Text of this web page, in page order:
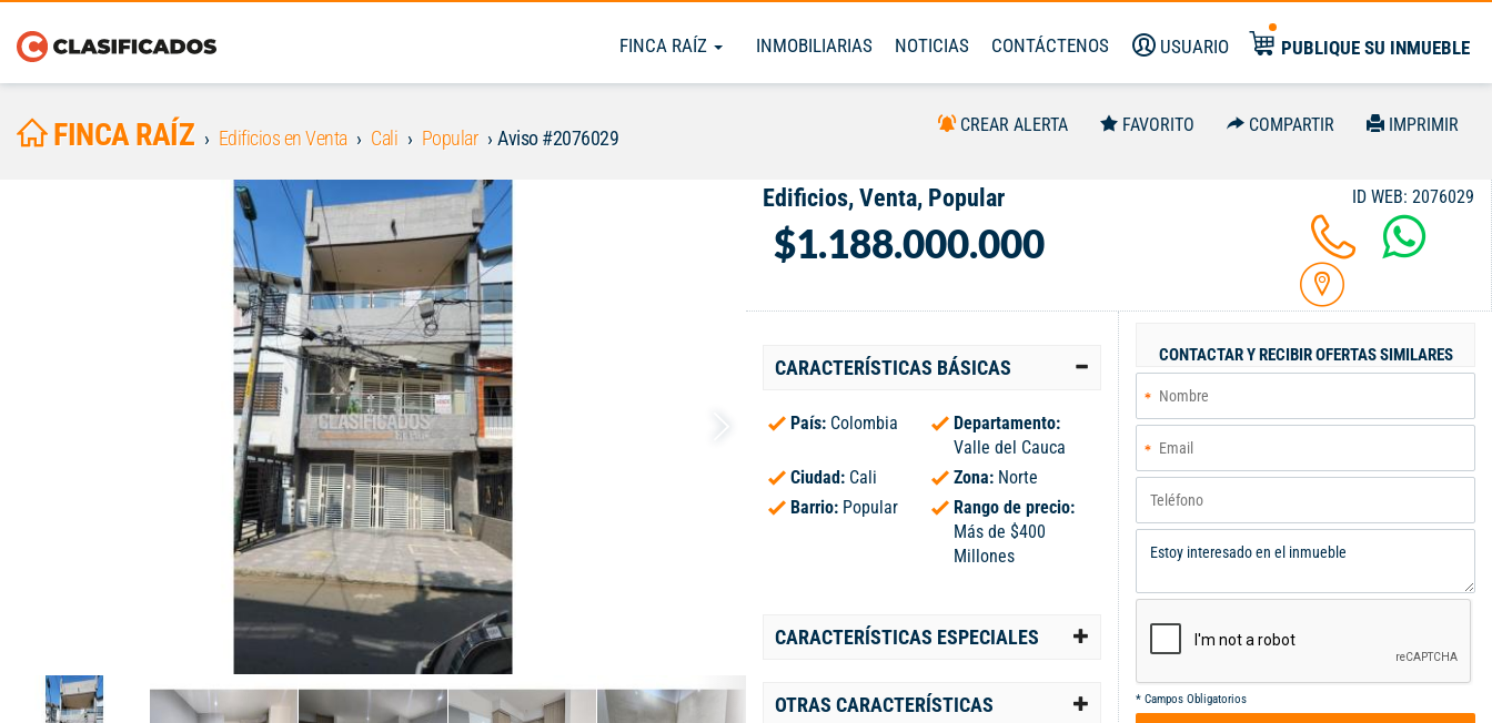
FINCA RAÍZ INMOBILIARIAS NOTICIAS CONTÁCTENOS USUARIO PUBLIQUE SU INMUEBLE
FINCA RAÍZ Edificios en Venta Cali Popular Aviso #2076029
CREAR ALERTA FAVORITO COMPARTIR IMPRIMIR
Edificios, Venta, Popular
$1.188.000.000
ID WEB: 2076029
CARACTERÍSTICAS BÁSICAS
País: Colombia
Departamento:
Valle del Cauca
Ciudad: Cali Zona: Norte
Barrio: Popular
Rango de precio:
Más de $400
Millones
CARACTERÍSTICAS ESPECIALES
OTRAS CARACTERÍSTICAS
CONTACTAR Y RECIBIR OFERTAS SIMILARES
* Campos Obligatorios